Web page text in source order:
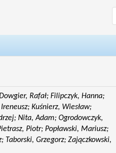
Rafał; Filipczyk, Hanna;
Kuśnierz, Wiesław;
Nita, Adam; Ogrodowczyk,
Piotr; Popławski, Mariusz;
Taborski, Grzegorz; Zajączkowski,